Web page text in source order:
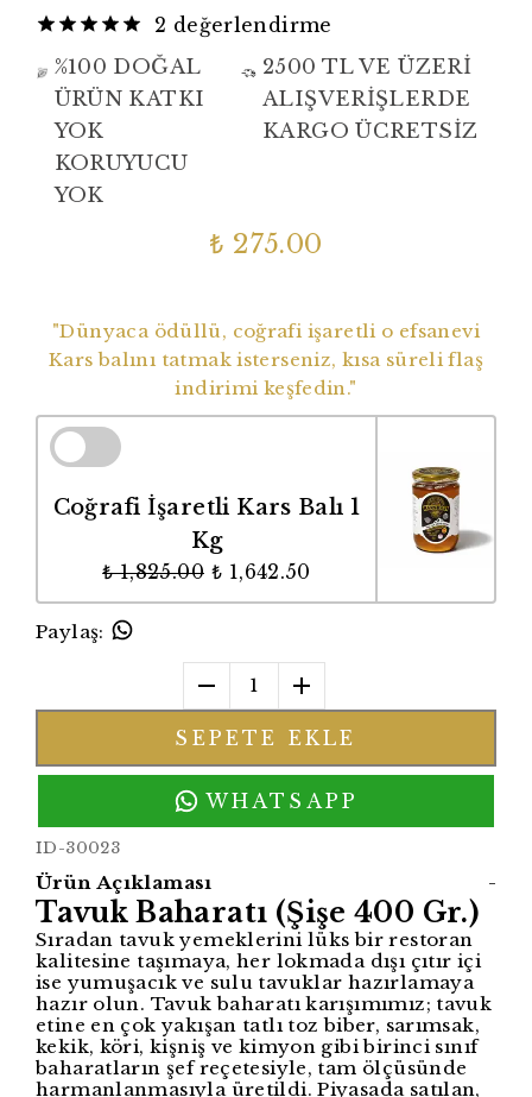
2 değerlendirme
%100 DOĞAL
ÜRÜN KATKI
YOK
KORUYUCU
YOK
2500 TL VE ÜZERİ
ALIŞVERİŞLERDE
KARGO ÜCRETSİZ
₺ 275.00
"Dünyaca ödüllü, coğrafi işaretli o efsanevi
Kars balını tatmak isterseniz, kısa süreli flaş
indirimi keşfedin."
Coğrafi İşaretli Kars Balı 1
Kg
₺ 1,825.00 ₺ 1,642.50
Paylaş:
1
SEPETE EKLE
WHATSAPP
ID-30023
Ürün Açıklaması -
Tavuk Baharatı (Şişe 400 Gr.)
Sıradan tavuk yemeklerini lüks bir restoran
kalitesine taşımaya, her lokmada dışı çıtır içi
ise yumuşacık ve sulu tavuklar hazırlamaya
hazır olun. Tavuk baharatı karışımımız; tavuk
etine en çok yakışan tatlı toz biber, sarımsak,
kekik, köri, kişniş ve kimyon gibi birinci sınıf
baharatların şef reçetesiyle, tam ölçüsünde
harmanlanmasıyla üretildi. Piyasada satılan,